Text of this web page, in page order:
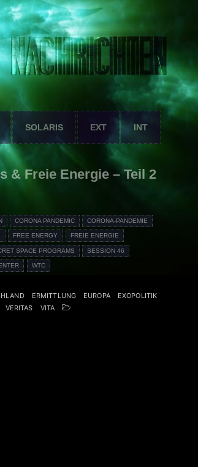
SOLARIS EXT INT
& Freie Energie – Teil 2
CORONA PANDEMIC CORONA-PANDEMIE
FREE ENERGY FREIE ENERGIE
SPACE PROGRAMS SESSION 46
WTC
ERMITTLUNG EUROPA
EXOPOLITIK
VERITAS VITA